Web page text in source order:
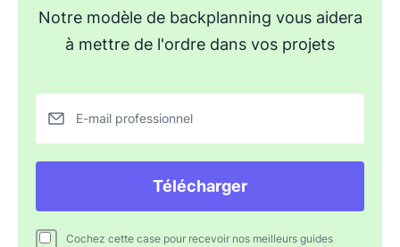
Notre modèle de backplanning vous aidera
à mettre de l'ordre dans vos projets
E-mail professionnel
Télécharger
Cochez cette case pour recevoir nos meilleurs guides